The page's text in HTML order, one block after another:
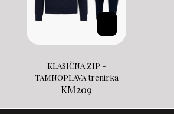
KLASIČNA ZIP -
TAMNOPLAVA trenirka
KM209